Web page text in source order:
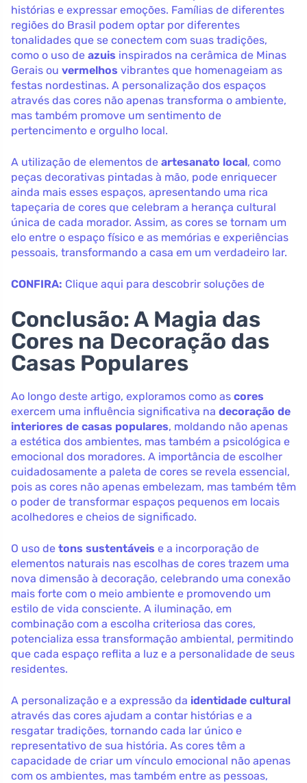
histórias e expressar emoções. Famílias de diferentes
regiões do Brasil podem optar por diferentes
tonalidades que se conectem com suas tradições,
como o uso de azuis inspirados na cerâmica de Minas
Gerais ou vermelhos vibrantes que homenageiam as
festas nordestinas. A personalização dos espaços
através das cores não apenas transforma o ambiente,
mas também promove um sentimento de
pertencimento e orgulho local.
A utilização de elementos de artesanato local, como
peças decorativas pintadas à mão, pode enriquecer
ainda mais esses espaços, apresentando uma rica
tapeçaria de cores que celebram a herança cultural
única de cada morador. Assim, as cores se tornam um
elo entre o espaço físico e as memórias e experiências
pessoais, transformando a casa em um verdadeiro lar.
CONFIRA: Clique aqui para descobrir soluções de
Conclusão: A Magia das
Cores na Decoração das
Casas Populares
Ao longo deste artigo, exploramos como as cores
exercem uma influência significativa na decoração de
interiores de casas populares, moldando não apenas
a estética dos ambientes, mas também a psicológica e
emocional dos moradores. A importância de escolher
cuidadosamente a paleta de cores se revela essencial,
pois as cores não apenas embelezam, mas também têm
o poder de transformar espaços pequenos em locais
acolhedores e cheios de significado.
O uso de tons sustentáveis e a incorporação de
elementos naturais nas escolhas de cores trazem uma
nova dimensão à decoração, celebrando uma conexão
mais forte com o meio ambiente e promovendo um
estilo de vida consciente. A iluminação, em
combinação com a escolha criteriosa das cores,
potencializa essa transformação ambiental, permitindo
que cada espaço reflita a luz e a personalidade de seus
residentes.
A personalização e a expressão da identidade cultural
através das cores ajudam a contar histórias e a
resgatar tradições, tornando cada lar único e
representativo de sua história. As cores têm a
capacidade de criar um vínculo emocional não apenas
com os ambientes, mas também entre as pessoas,